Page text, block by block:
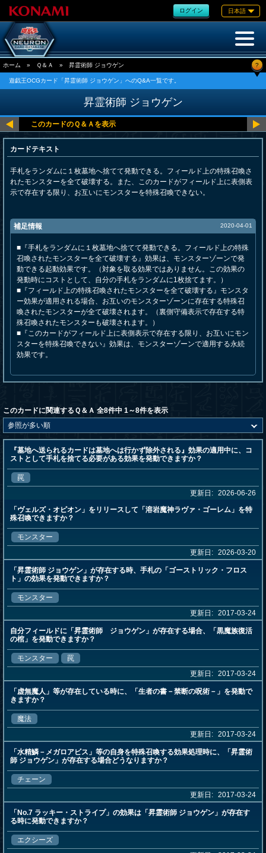
ログイン 日本語
ホーム » Ｑ＆Ａ » 昇霊術師 ジョウゲン ?
遊戯王OCGカード「昇霊術師 ジョウゲン」へのQ&A一覧です。
昇霊術師 ジョウゲン
カードテキスト
手札をランダムに１枚墓地へ捨てて発動できる。フィールド上の特殊召喚さ
れたモンスターを全て破壊する。また、このカードがフィールド上に表側表
示で存在する限り、お互いにモンスターを特殊召喚できない。
補足情報 2020-04-01
■『手札をランダムに１枚墓地へ捨てて発動できる。フィールド上の特殊
召喚されたモンスターを全て破壊する』効果は、モンスターゾーンで発
動できる起動効果です。（対象を取る効果ではありません。この効果の
発動時にコストとして、自分の手札をランダムに1枚捨てます。）
■『フィールド上の特殊召喚されたモンスターを全て破壊する』モンスタ
ー効果が適用される場合、お互いのモンスターゾーンに存在する特殊召
喚されたモンスターが全て破壊されます。（裏側守備表示で存在する特
殊召喚されたモンスターも破壊されます。）
■『このカードがフィールド上に表側表示で存在する限り、お互いにモン
スターを特殊召喚できない』効果は、モンスターゾーンで適用する永続
効果です。
このカードに関連するＱ＆Ａ 全8件中 1～8件を表示
『墓地へ送られるカードは墓地へは行かず除外される』効果の適用中に、コ
ストとして手札を捨てる必要がある効果を発動できますか？
罠
更新日: 2026-06-26
「ヴェルズ・オピオン」をリリースして「溶岩魔神ラヴァ・ゴーレム」を特
殊召喚できますか？
モンスター
更新日: 2026-03-20
「昇霊術師 ジョウゲン」が存在する時、手札の「ゴーストリック・フロス
ト」の効果を発動できますか？
モンスター
更新日: 2017-03-24
自分フィールドに「昇霊術師 ジョウゲン」が存在する場合、「黒魔族復活
の棺」を発動できますか？
モンスター
罠
更新日: 2017-03-24
「虚無魔人」等が存在している時に、「生者の書－禁断の呪術－」を発動で
きますか？
魔法
更新日: 2017-03-24
「水精鱗－メガロアビス」等の自身を特殊召喚する効果処理時に、「昇霊術
師 ジョウゲン」が存在する場合どうなりますか？
チェーン
更新日: 2017-03-24
「No.7 ラッキー・ストライプ」の効果は「昇霊術師 ジョウゲン」が存在す
る時に発動できますか？
エクシーズ